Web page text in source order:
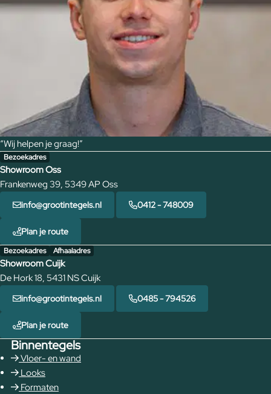
“Wij helpen je graag!”
Bezoekadres
Showroom Oss
Frankenweg 39, 5349 AP Oss
info@grootintegels.nl 0412 - 748009
Plan je route
Bezoekadres Afhaaladres
Showroom Cuijk
De Hork 18, 5431 NS Cuijk
info@grootintegels.nl 0485 - 794526
Plan je route
Binnentegels
Vloer- en wand
Looks
Formaten